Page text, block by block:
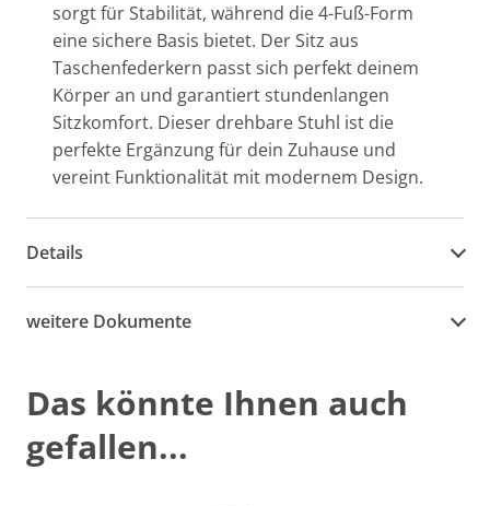
sorgt für Stabilität, während die 4-Fuß-Form
eine sichere Basis bietet. Der Sitz aus
Taschenfederkern passt sich perfekt deinem
Körper an und garantiert stundenlangen
Sitzkomfort. Dieser drehbare Stuhl ist die
perfekte Ergänzung für dein Zuhause und
vereint Funktionalität mit modernem Design.
Details
weitere Dokumente
Das könnte Ihnen auch
gefallen...